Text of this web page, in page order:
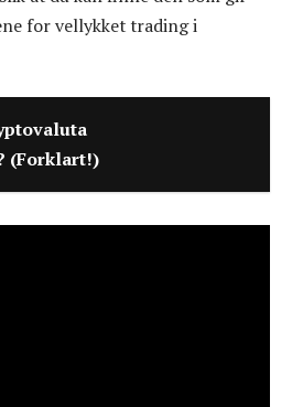
for vellykket trading i
(Forklart!)